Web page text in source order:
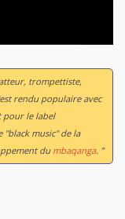
trompettiste,
rendu populaire avec
pour le label
"black music" de la
du mbaqanga. ”